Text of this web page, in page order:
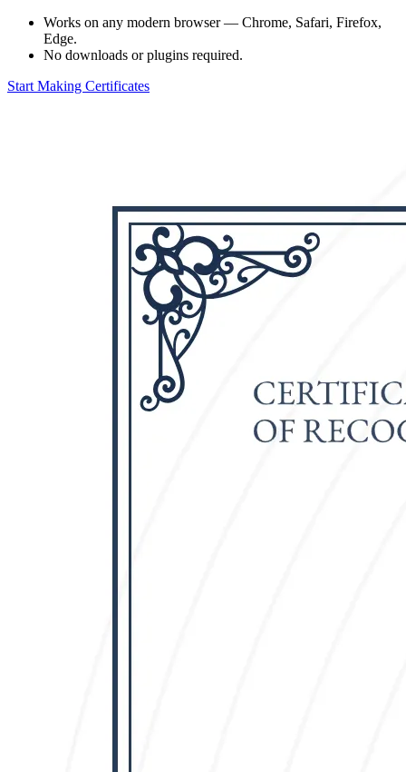
Works on any modern browser — Chrome, Safari, Firefox,
Edge.
No downloads or plugins required.
Start Making Certificates